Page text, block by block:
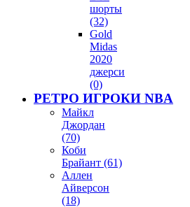
шорты
(32)
Gold
Midas
2020
джерси
(0)
РЕТРО ИГРОКИ NBA
Майкл
Джордан
(70)
Коби
Брайант (61)
Аллен
Айверсон
(18)